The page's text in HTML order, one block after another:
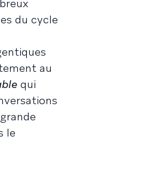
du cycle
au
qui
le